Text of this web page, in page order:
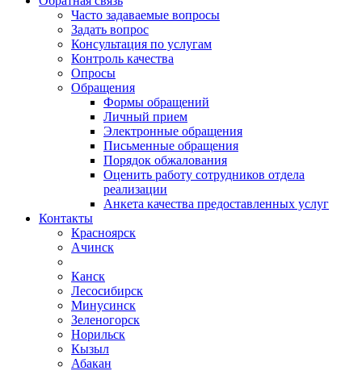
Часто задаваемые вопросы
Задать вопрос
Консультация по услугам
Контроль качества
Опросы
Обращения
Формы обращений
Личный прием
Электронные обращения
Письменные обращения
Порядок обжалования
Оценить работу сотрудников отдела
реализации
Анкета качества предоставленных услуг
Контакты
Красноярск
Ачинск
Канск
Лесосибирск
Минусинск
Зеленогорск
Норильск
Кызыл
Абакан